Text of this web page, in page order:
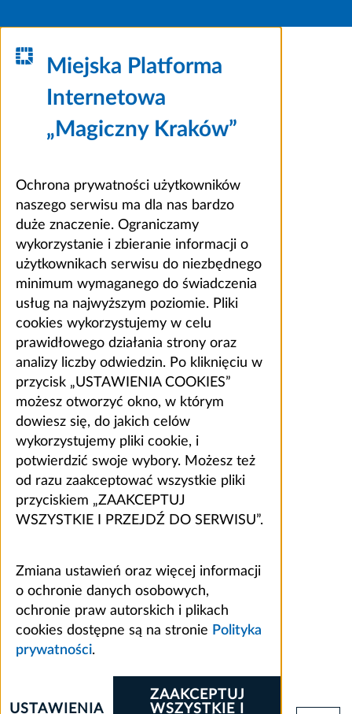
Miejska Platforma
Internetowa
„Magiczny Kraków”
Ochrona prywatności użytkowników
naszego serwisu ma dla nas bardzo
duże znaczenie. Ograniczamy
wykorzystanie i zbieranie informacji o
użytkownikach serwisu do niezbędnego
minimum wymaganego do świadczenia
usług na najwyższym poziomie. Pliki
cookies wykorzystujemy w celu
prawidłowego działania strony oraz
analizy liczby odwiedzin. Po kliknięciu w
przycisk „USTAWIENIA COOKIES”
możesz otworzyć okno, w którym
dowiesz się, do jakich celów
wykorzystujemy pliki cookie, i
potwierdzić swoje wybory. Możesz też
od razu zaakceptować wszystkie pliki
przyciskiem „ZAAKCEPTUJ
WSZYSTKIE I PRZEJDŹ DO SERWISU”.
Zmiana ustawień oraz więcej informacji
o ochronie danych osobowych,
ochronie praw autorskich i plikach
cookies dostępne są na stronie Polityka
prywatności.
ZAAKCEPTUJ
WSZYSTKIE I
USTAWIENIA